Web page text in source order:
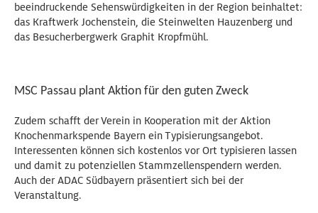
beeindruckende Sehenswürdigkeiten in der Region beinhaltet:
das Kraftwerk Jochenstein, die Steinwelten Hauzenberg und
das Besucherbergwerk Graphit Kropfmühl.
MSC Passau plant Aktion für den guten Zweck
Zudem schafft der Verein in Kooperation mit der Aktion
Knochenmarkspende Bayern ein Typisierungsangebot.
Interessenten können sich kostenlos vor Ort typisieren lassen
und damit zu potenziellen Stammzellenspendern werden.
Auch der ADAC Südbayern präsentiert sich bei der
Veranstaltung.